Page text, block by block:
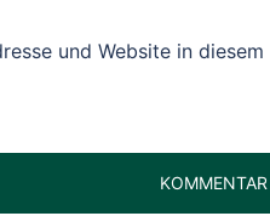
und Website in